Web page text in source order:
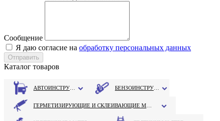
Сообщение
Я даю согласие на обработку персональных данных
Каталог товаров